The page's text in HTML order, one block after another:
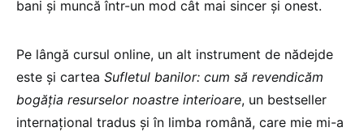
bani și muncă într-un mod cât mai sincer și onest.
Pe lângă cursul online, un alt instrument de nădejde
este și cartea Sufletul banilor: cum să revendicăm
bogăția resurselor noastre interioare, un bestseller
internațional tradus și în limba română, care mie mi-a